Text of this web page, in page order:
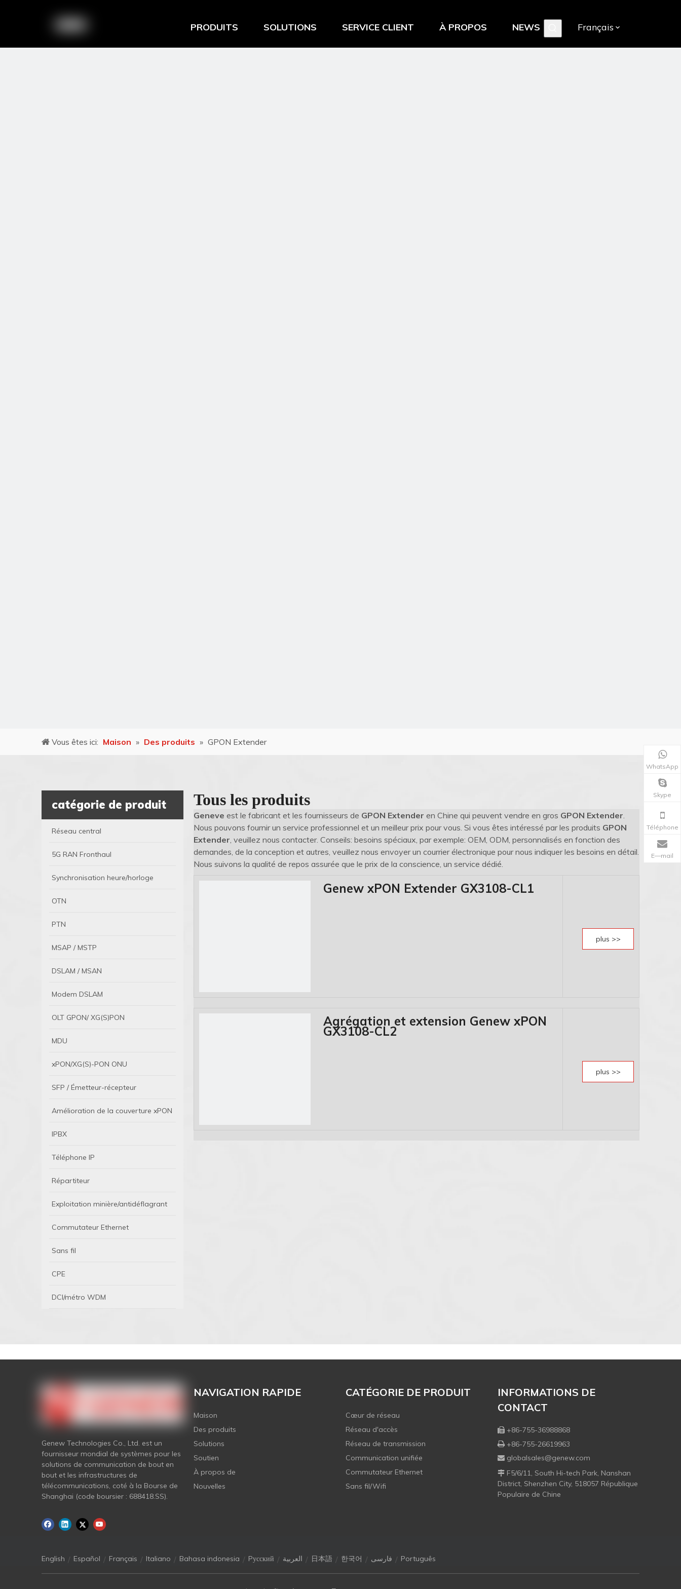
PRODUITS SOLUTIONS SERVICE CLIENT À PROPOS NEWS Français
Vous êtes ici: Maison » Des produits » GPON Extender
catégorie de produit
Réseau central
5G RAN Fronthaul
Synchronisation heure/horloge
OTN
PTN
MSAP / MSTP
DSLAM / MSAN
Modem DSLAM
OLT GPON/ XG(S)PON
MDU
xPON/XG(S)-PON ONU
SFP / Émetteur-récepteur
Amélioration de la couverture xPON
IPBX
Téléphone IP
Répartiteur
Exploitation minière/antidéflagrant
Commutateur Ethernet
Sans fil
CPE
DCI/métro WDM
Tous les produits
Geneve est le fabricant et les fournisseurs de GPON Extender en Chine qui peuvent vendre en gros GPON Extender.
Nous pouvons fournir un service professionnel et un meilleur prix pour vous. Si vous êtes intéressé par les produits GPON
Extender, veuillez nous contacter. Conseils: besoins spéciaux, par exemple: OEM, ODM, personnalisés en fonction des
demandes, de la conception et autres, veuillez nous envoyer un courrier électronique pour nous indiquer les besoins en détail.
Nous suivons la qualité de repos assurée que le prix de la conscience, un service dédié.
Genew xPON Extender GX3108-CL1
plus >>
Agrégation et extension Genew xPON
GX3108-CL2
plus >>
Genew Technologies Co., Ltd. est un
fournisseur mondial de systèmes pour les
solutions de communication de bout en
bout et les infrastructures de
télécommunications, coté à la Bourse de
Shanghai (code boursier : 688418.SS).
NAVIGATION RAPIDE
Maison
Des produits
Solutions
Soutien
À propos de
Nouvelles
CATÉGORIE DE PRODUIT
Cœur de réseau
Réseau d'accès
Réseau de transmission
Communication unifiée
Commutateur Ethernet
Sans fil/Wifi
WhatsApp
Skype
Téléphone
E—mail
INFORMATIONS DE
CONTACT
 +86-755-36988868
 +86-755-26619963
 globalsales@genew.com
 F5/6/11, South Hi-tech Park, Nanshan
District, Shenzhen City, 518057 République
Populaire de Chine
English / Español / Français / Italiano / Bahasa indonesia / Pусский / العربية / 日本語 / 한국어 / فارسی / Português